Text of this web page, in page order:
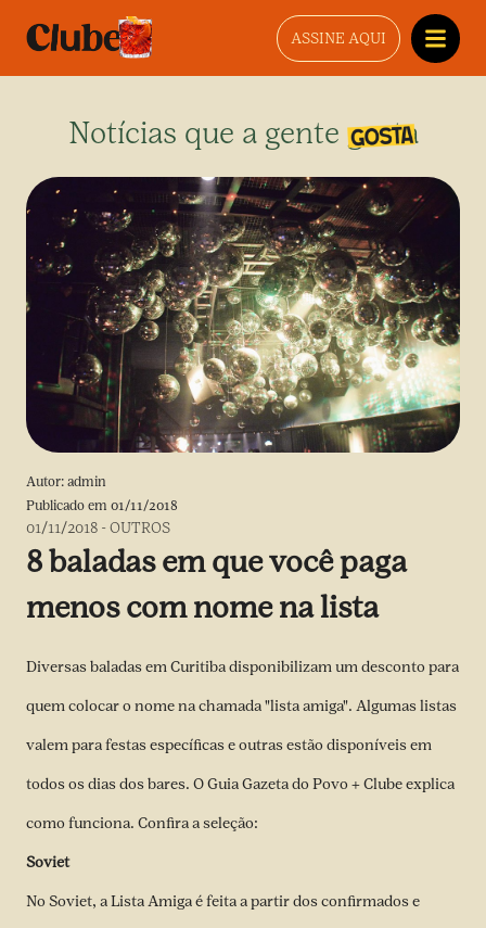
ASSINE AQUI
Notícias que a gente gosta
Autor: admin
Publicado em 01/11/2018
01/11/2018 -OUTROS
8 baladas em que você paga
menos com nome na lista
Diversas baladas em Curitiba disponibilizam um desconto para
quem colocar o nome na chamada "lista amiga". Algumas listas
valem para festas específicas e outras estão disponíveis em
todos os dias dos bares. O Guia Gazeta do Povo + Clube explica
como funciona. Confira a seleção:
Soviet
No Soviet, a Lista Amiga é feita a partir dos confirmados e